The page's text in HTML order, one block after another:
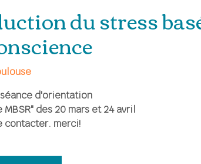
du stress
d'orientation
des 20 mars et 24 avril
contacter. merci!